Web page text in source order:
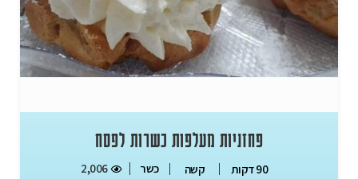
פחזניות מעלפות כשרות לפסח
90 דקות קשה כשר 2,006